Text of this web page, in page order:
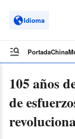
Idioma
PortadaChina
105 años
de